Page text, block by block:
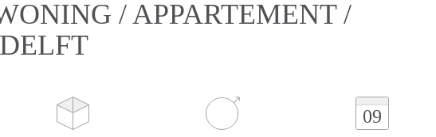
/ APPARTEMENT /
09